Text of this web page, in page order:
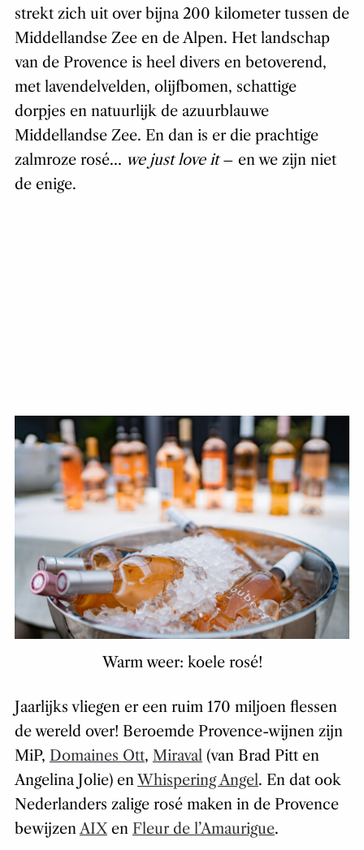
strekt zich uit over bijna 200 kilometer tussen de
Middellandse Zee en de Alpen. Het landschap
van de Provence is heel divers en betoverend,
met lavendelvelden, olijfbomen, schattige
dorpjes en natuurlijk de azuurblauwe
Middellandse Zee. En dan is er die prachtige
zalmroze rosé… we just love it– en we zijn niet
de enige.
Warm weer: koele rosé!
Jaarlijks vliegen er een ruim 170 miljoen flessen
de wereld over! Beroemde Provence-wijnen zijn
MiP, Domaines Ott, Miraval(van Brad Pitt en
Angelina Jolie) enWhispering Angel. En dat ook
Nederlanders zalige rosé maken in de Provence
bewijzenAIXen Fleur de l’Amaurigue.